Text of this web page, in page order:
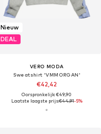
Nieuw
DEAL
VERO MODA
Sweatshirt 'VMMORGAN'
€42,42
Oorspronkelijk: €49,90
Laatste laagste prijs:€44,91-5%